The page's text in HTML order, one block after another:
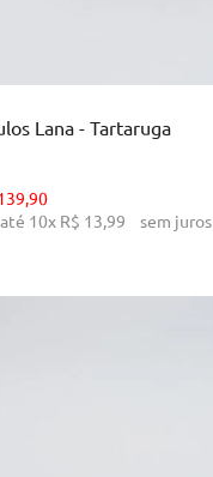
Lana - Tartaruga
,90
10x R$ 13,99 sem juros